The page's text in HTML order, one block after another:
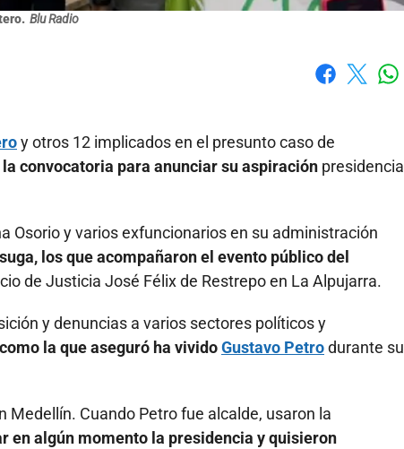
Blu Radio
y otros 12 implicados en el presunto caso de
convocatoria para anunciar su aspiración presidencial
Osorio y varios exfuncionarios en su administración
los que acompañaron el evento público del
de Justicia José Félix de Restrepo en La Alpujarra.
y denuncias a varios sectores políticos y
la que aseguró ha vividoGustavo Petrodurante su
Medellín. Cuando Petro fue alcalde, usaron la
en algún momento la presidencia y quisieron